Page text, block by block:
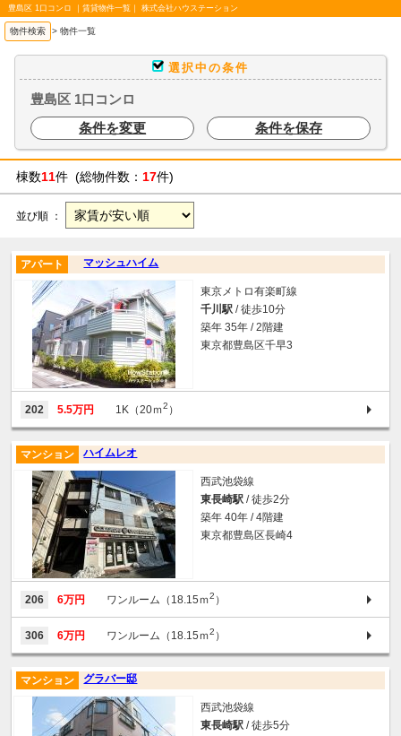
豊島区 1口コンロ ｜賃貸物件一覧｜ 株式会社ハウステーション
物件検索 > 物件一覧
選択中の条件
豊島区 1口コンロ
条件を変更
条件を保存
棟数11件 (総物件数： 17件)
並び順 ：
マッシュハイム
アパート
東京メトロ有楽町線
千川駅 / 徒歩10分
築年 35年 / 2階建
東京都豊島区千早3
202 5.5万円 1K（20ｍ2 ）
ハイムレオ
マンション
西武池袋線
東長崎駅 / 徒歩2分
築年 40年 / 4階建
東京都豊島区長崎4
206 6万円 ワンルーム（18.15ｍ2 ）
306 6万円 ワンルーム（18.15ｍ2 ）
グラバー邸
マンション
西武池袋線
東長崎駅 / 徒歩5分